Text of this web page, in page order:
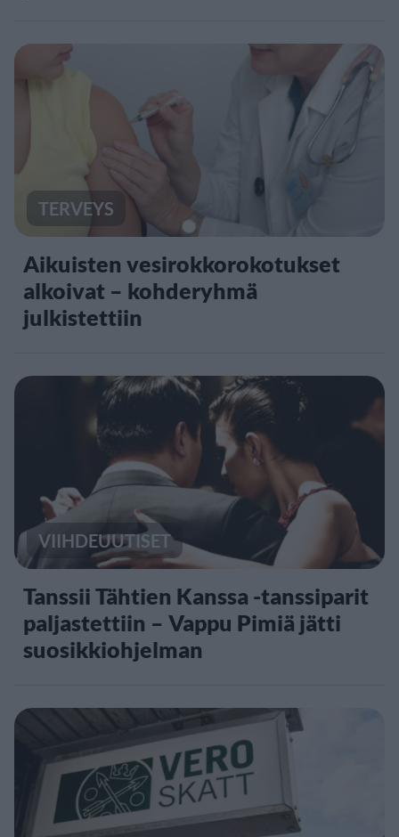
TERVEYS
Aikuisten vesirokkorokotukset
alkoivat – kohderyhmä
julkistettiin
VIIHDEUUTISET
Tanssii Tähtien Kanssa -tanssiparit
paljastettiin – Vappu Pimiä jätti
suosikkiohjelman